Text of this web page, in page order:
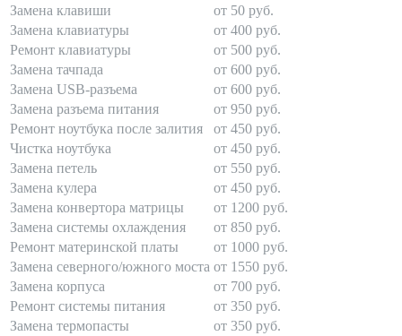
Замена клавиши
от 50 руб.
Замена клавиатуры
от 400 руб.
Ремонт клавиатуры
от 500 руб.
Замена тачпада
от 600 руб.
Замена USB-разъема
от 600 руб.
Замена разъема питания
от 950 руб.
Ремонт ноутбука после залития
от 450 руб.
Чистка ноутбука
от 450 руб.
Замена петель
от 550 руб.
Замена кулера
от 450 руб.
Замена конвертора матрицы
от 1200 руб.
Замена системы охлаждения
от 850 руб.
Ремонт материнской платы
от 1000 руб.
Замена северного/южного моста от 1550 руб.
Замена корпуса
от 700 руб.
Ремонт системы питания
от 350 руб.
Замена термопасты
от 350 руб.